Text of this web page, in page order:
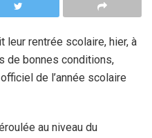
leur rentrée scolaire, hier, à
de bonnes conditions,
de l’année scolaire
au niveau du